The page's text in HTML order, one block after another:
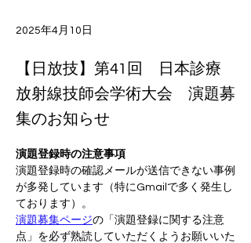
2025年4月10日
【日放技】第41回 日本診療
放射線技師会学術大会 演題募
集のお知らせ
演題登録時の注意事項
演題登録時の確認メールが送信できない事例
が多発しています（特にGmailで多く発生し
ております）。
演題募集ページの「演題登録に関する注意
点」を必ず熟読していただくようお願いいた